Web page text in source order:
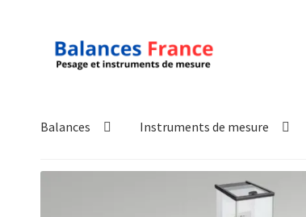
Aller
Aller
Balances Instruments de mesure
Politique de